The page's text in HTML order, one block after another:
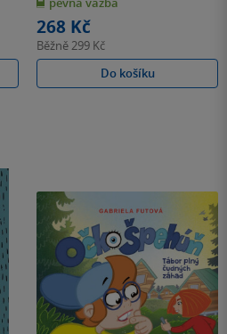
hvězdiček
268 Kč
Běžně299 Kč
Do košíku